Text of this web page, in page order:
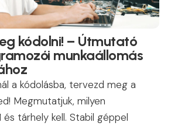
kódolni! – Útmutató
munkaállomás
a kódolásba, tervezd meg a
Megmutatjuk, milyen
és tárhely kell. Stabil géppel